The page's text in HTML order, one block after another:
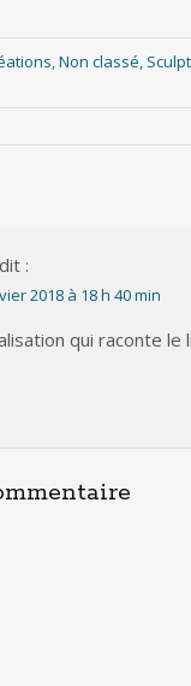
,Non classé,
dit :
2018 à 18 h 40 min
qui raconte le